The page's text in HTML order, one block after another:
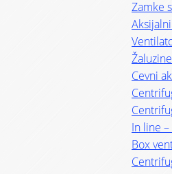
Zamke
Žaluzine
Cevni
In line
Box